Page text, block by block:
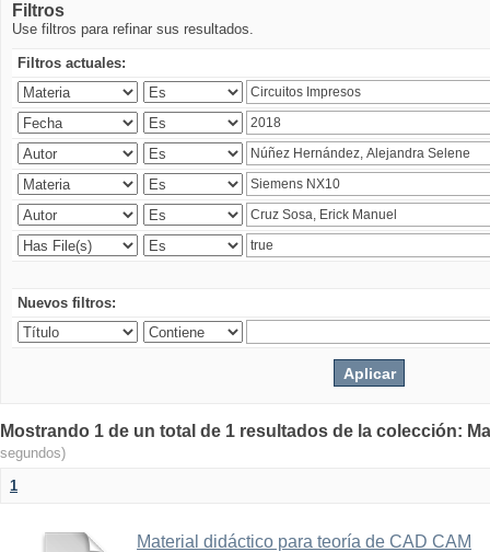
Filtros
Use filtros para refinar sus resultados.
Filtros actuales:
Nuevos filtros:
Mostrando 1 de un total de 1 resultados de la colección:
segundos)
1
Material didáctico para teoría de CAD CAM